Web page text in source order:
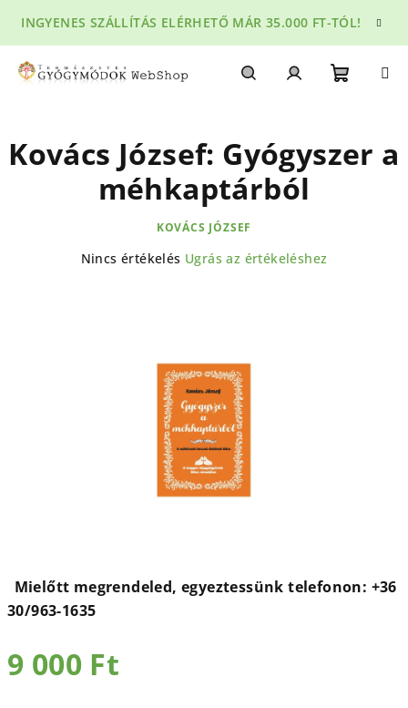
fő
tartalomhoz
INGYENES SZÁLLÍTÁS ELÉRHETŐ MÁR 35.000 FT-TÓL!
9 000 Ft
Kovács József: Gyógyszer a
méhkaptárból
KOVÁCS JÓZSEF
A
Nincs értékelés Ugrás az értékeléshez